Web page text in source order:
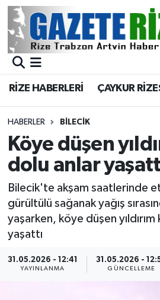
RİZE HABERLERİ ÇAYKUR
HABERLER BILECIK
Köye düşen
dolu anlar
Bilecik'te akşam saatlerinde
gürültülü sağanak yağış
yaşarken, köye düşen
yaşattı
31.05.2026 - 12:41
YAYINLANMA
31.05.2026 -
GÜNCELLEME
BÖLGEMİZ
Asayiş
Rize Jandarma Komutanlığı
Bilim Teknoloji
Advertising news
Canlı Maç
Merkez Nöbetçi Eczaneler
Merkez Trafik Yoğunluk
Süper Lig Puan Durumu ve
Tüm Manşetler
Son Dakika Haberleri
Haber Arşivi